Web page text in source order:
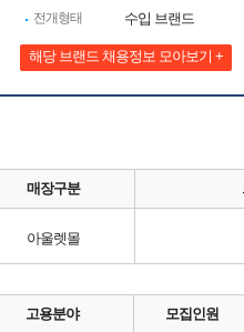
전개형태 수입 브랜드
해당 브랜드 채용정보 모아보기 +
매장구분
아울렛몰
고용분야 모집인원